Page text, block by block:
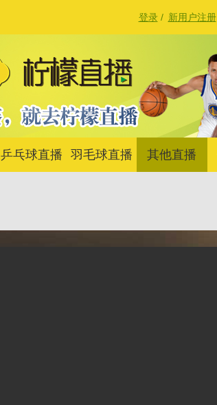
登录/ 新用户注册
乒乓球直播 羽毛球直播 其他直播